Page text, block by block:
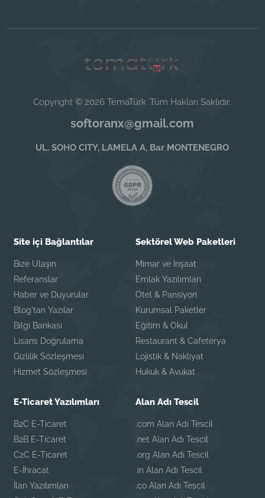
Copyright © 2026 TemaTürk .Tüm Hakları Saklıdır.
softoranx@gmail.com
UL. SOHO CITY, LAMELA A, Bar MONTENEGRO
Site içi Bağlantılar
Bize Ulaşın
Referanslar
Haber ve Duyurular
Blog'tan Yazılar
Bilgi Bankası
Lisans Doğrulama
Gizlilik Sözleşmesi
Hizmet Sözleşmesi
Sektörel Web Paketleri
Mimar ve İnşaat
Emlak Yazılımları
Otel & Pansiyon
Kurumsal Paketler
Eğitim & Okul
Restaurant & Cafeterya
Lojistik & Nakliyat
Hukuk & Avukat
E-Ticaret Yazılımları
B2C E-Ticaret
B2B E-Ticaret
C2C E-Ticaret
E-İhracat
İlan Yazılımları
Alan Adı Tescil
.com Alan Adı Tescil
.net Alan Adı Tescil
.org Alan Adı Tescil
.in Alan Adı Tescil
.co Alan Adı Tescil